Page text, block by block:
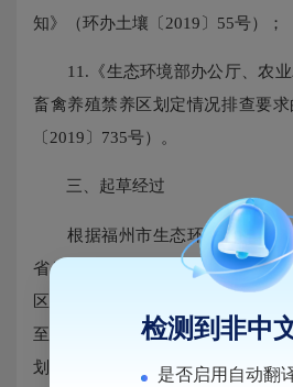
知》（环办土壤〔2019〕55号）；
11.《生态环境部办公厅、农业
畜禽养殖禁养区划定情况排查要
〔2019〕735号）。
三、起草经过
根据福州市生态环境局、农业
省生态环境厅、福建省农业农村厅
区划定情况排查相关要求的通知>
至10月中旬马尾生态环境局联合
划定进行排查并征求镇（街）及
检测到非中
是否启用自动翻